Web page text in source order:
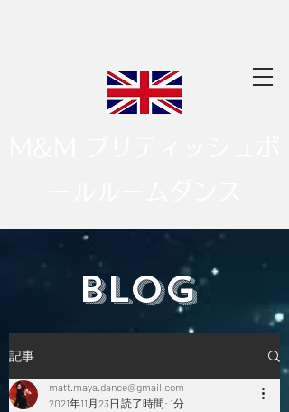
​BLOG
記事
matt.maya.dance@gmail.com
2021年11月23日 読了時間: 1分